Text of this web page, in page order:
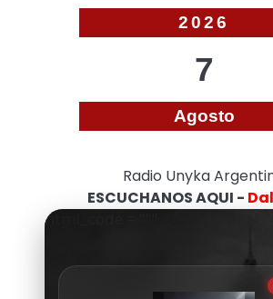
2026
7
Agosto
Radio Unyka
ESCUCHANOS AQUI -